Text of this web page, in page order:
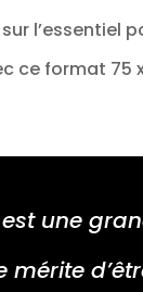
l’essentiel
ce format 75
une
mérite